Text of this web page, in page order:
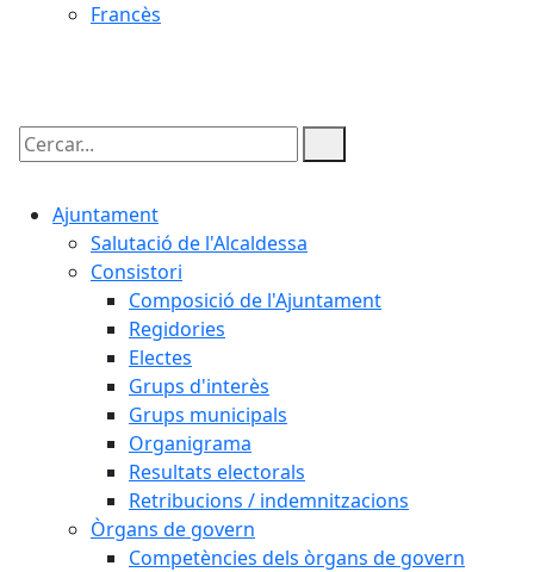
Francès
Cercar:
Ajuntament
Salutació de l'Alcaldessa
Consistori
Composició de l'Ajuntament
Regidories
Electes
Grups d'interès
Grups municipals
Organigrama
Resultats electorals
Retribucions / indemnitzacions
Òrgans de govern
Competències dels òrgans de govern